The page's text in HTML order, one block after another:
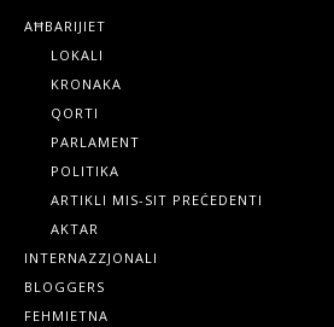
AĦBARIJIET
LOKALI
KRONAKA
QORTI
PARLAMENT
POLITIKA
ARTIKLI MIS-SIT PREĊEDENTI
AKTAR
INTERNAZZJONALI
BLOGGERS
FEHMIETNA